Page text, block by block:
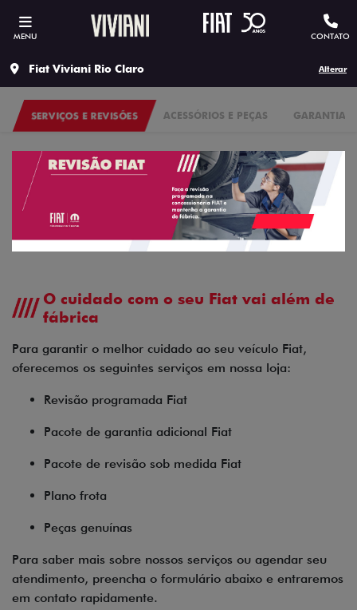
MENU CONTATO
Fiat Viviani Rio Claro Alterar
SERVIÇOS E REVISÕES ACESSÓRIOS E PEÇAS GARANTIA
O cuidado com o seu Fiat vai além de
fábrica
Para garantir o melhor cuidado ao seu veículo Fiat,
oferecemos os seguintes serviços em nossa loja:
Revisão programada Fiat
Pacote de garantia adicional Fiat
Pacote de revisão sob medida Fiat
Plano frota
Peças genuínas
Para saber mais sobre nossos serviços ou agendar seu
atendimento, preencha o formulário abaixo e entraremos
em contato rapidamente.